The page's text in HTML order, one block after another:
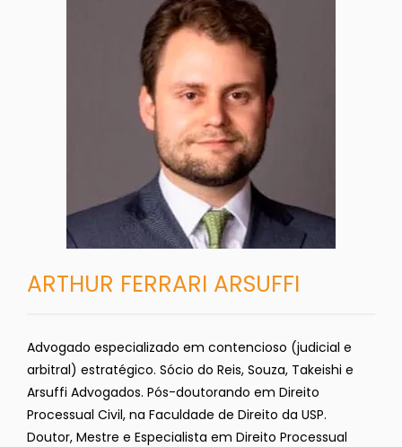
ARTHUR FERRARI ARSUFFI
Advogado especializado em contencioso (judicial e
arbitral) estratégico. Sócio do Reis, Souza, Takeishi e
Arsuffi Advogados. Pós-doutorando em Direito
Processual Civil, na Faculdade de Direito da USP.
Doutor, Mestre e Especialista em Direito Processual